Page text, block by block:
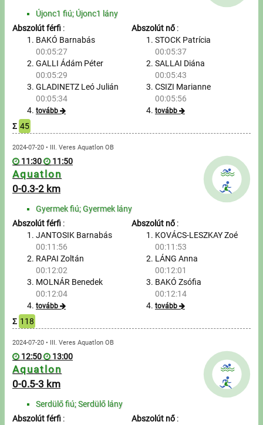
Multisportok
Túrázás
Úszás
Evezés
Hírek
Útmutató
GY.I.K.
Időmérés
Beépülő modul
Rendező, szervező
Kapcsolat
Írjon nekünk!
Partnerek, támogatók
Szállás ajánlatok
Impresszum
Újonc1 fiú; Újonc1 lány
Abszolút férfi :
BAKÓ Barnabás
00:05:27
GALLI Ádám Péter
00:05:29
GLADINETZ Leó Julián
00:05:34
tovább
Abszolút nő:
STOCK Patrícia
00:05:37
SALLAI Diána
00:05:43
CSIZI Marianne
00:05:56
tovább
Σ 45
2024-07-20 • III. Veres Aquatlon OB
11:30 11:50
Aquatlon
0-0.3-2 km
Gyermek fiú; Gyermek lány
Abszolút férfi :
JANTOSIK Barnabás
00:11:56
RAPAI Zoltán
00:12:02
MOLNÁR Benedek
00:12:04
tovább
Abszolút nő:
KOVÁCS-LESZKAY Zoé
00:11:53
LÁNG Anna
00:12:01
BAKÓ Zsófia
00:12:14
tovább
Σ 118
2024-07-20 • III. Veres Aquatlon OB
12:50 13:00
Aquatlon
0-0.5-3 km
Serdülő fiú; Serdülő lány
Abszolút férfi :
Abszolút nő: